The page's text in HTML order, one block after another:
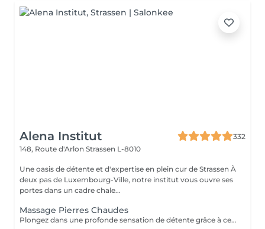
Alena Institut
332
148, Route d'Arlon Strassen L-8010
Une oasis de détente et d'expertise en plein cur de Strassen À
deux pas de Luxembourg-Ville, notre institut vous ouvre ses
portes dans un cadre chale...
Massage Pierres Chaudes
Plongez dans une profonde sensation de détente grâce à ce massage enveloppant réalisé avec des pierres volcaniques chaudes. La chaleur diffuse apaise les tensions musculaires, améliore la circulation et procure un bien-être incomparable. Un soin cocooning idéal pour relâcher le corps, calmer l'esprit et retrouver une harmonie totale.